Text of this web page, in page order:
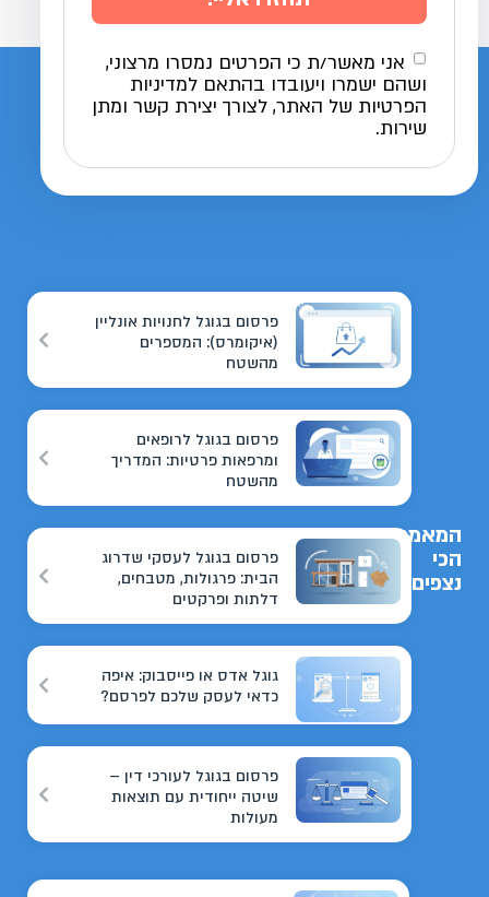
אני מאשר/ת כי הפרטים נמסרו מרצוני,
ושהם ישמרו ויעובדו בהתאם למדיניות
הפרטיות של האתר, לצורך יצירת קשר ומתן
שירות.
המאמרים
הכי
נצפים
פרסום בגוגל לחנויות אונליין
(איקומרס): המספרים
מהשטח
פרסום בגוגל לרופאים
ומרפאות פרטיות: המדריך
מהשטח
פרסום בגוגל לעסקי שדרוג
הבית: פרגולות, מטבחים,
דלתות ופרקטים
גוגל אדס או פייסבוק: איפה
כדאי לעסק שלכם לפרסם?
פרסום בגוגל לעורכי דין –
שיטה ייחודית עם תוצאות
מעולות